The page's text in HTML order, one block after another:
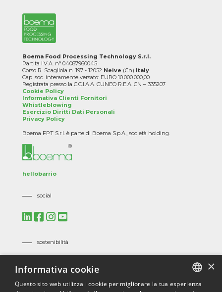
Boema Food Processing Technology S.r.l.
Partita I.V.A. n° 04087960045
Corso R. Scagliola n. 197 - 12052 Neive (Cn) Italy
Cap. soc. interamente versato: EURO 10.000.000,00
Registrata presso la C.C.I.A.A. CUNEO R.E.A. CN – 335207
Cookie Policy
Informativa Clienti Fornitori
Whistleblowing
Esercizio Diritti Dati Personali
Privacy Policy
Boema FPT S.r.l. è parte di Boema S.p.A., società holding.
hellobarrio
social
sostenibilità
Codice Etico
×
Informativa cookie
Questo sito web utilizza i cookie per migliorare la tua esperienza